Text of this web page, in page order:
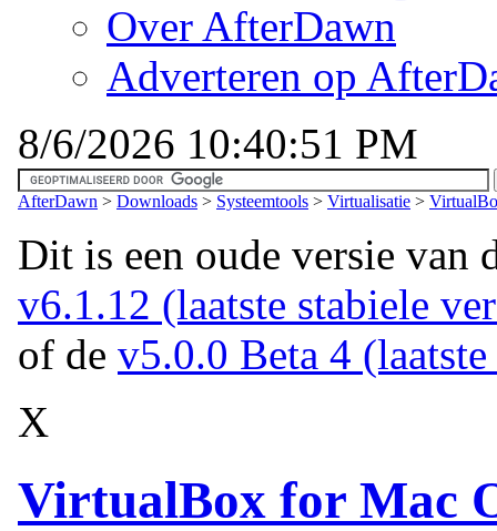
Over AfterDawn
Adverteren op
8/6/2026 10:40:51 PM
AfterDawn > Downloads > Systeemtools > Virtualisatie >
Dit is een oude versie van
v6.1.12 (laatste stabiele
of de v5.0.0 Beta 4
X
VirtualBox for Mac